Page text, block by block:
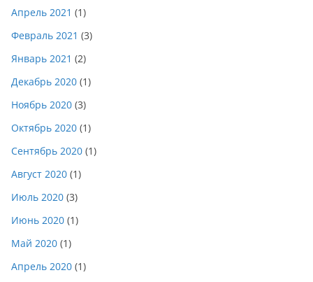
Апрель 2021 (1)
Февраль 2021 (3)
Январь 2021 (2)
Декабрь 2020 (1)
Ноябрь 2020 (3)
Октябрь 2020 (1)
Сентябрь 2020 (1)
Август 2020 (1)
Июль 2020 (3)
Июнь 2020 (1)
Май 2020 (1)
Апрель 2020 (1)